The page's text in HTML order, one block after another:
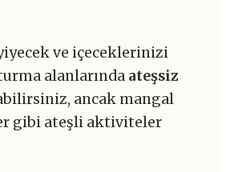
ve içeceklerinizi
alanlarında ateşsiz
ancak mangal
gibi ateşli aktiviteler